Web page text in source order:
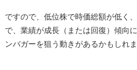
ですので、低位株で時価総額が低く
で、業績が成長（または回復）傾向
ンバガーを狙う動きがあるかもしれま